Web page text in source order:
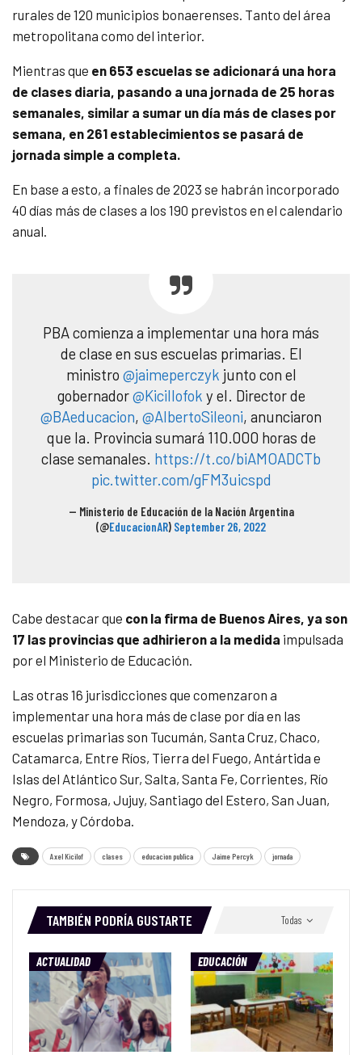
rurales de 120 municipios bonaerenses. Tanto del área
metropolitana como del interior.
Mientras que en 653 escuelas se adicionará una hora
de clases diaria, pasando a una jornada de 25 horas
semanales, similar a sumar un día más de clases por
semana, en 261 establecimientos se pasará de
jornada simple a completa.
En base a esto, a finales de 2023 se habrán incorporado
40 días más de clases a los 190 previstos en el calendario
anual.
PBA comienza a implementar una hora más
de clase en sus escuelas primarias. El
ministro @jaimeperczyk junto con el
gobernador@Kicillofok y el. Director de
@BAeducacion, @AlbertoSileoni, anunciaron
que la. Provincia sumará 110.000 horas de
clase semanales. https://t.co/biAMOADCTb
pic.twitter.com/gFM3uicspd
— Ministerio de Educación de la Nación Argentina
(@EducacionAR) September 26, 2022
Cabe destacar que con la firma de Buenos Aires, ya son
17 las provincias que adhirieron a la medida impulsada
por el Ministerio de Educación.
Las otras 16 jurisdicciones que comenzaron a
implementar una hora más de clase por día en las
escuelas primarias son Tucumán, Santa Cruz, Chaco,
Catamarca, Entre Ríos, Tierra del Fuego, Antártida e
Islas del Atlántico Sur, Salta, Santa Fe, Corrientes, Río
Negro, Formosa, Jujuy, Santiago del Estero, San Juan,
Mendoza, y Córdoba.
Axel Kicilof clases educacion publica Jaime Percyk jornada
Todas
TAMBIÉN PODRÍA GUSTARTE
ACTUALIDAD EDUCACIÓN